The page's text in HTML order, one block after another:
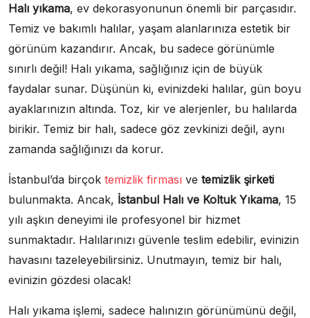
Halı yıkama, ev dekorasyonunun önemli bir parçasıdır.
Temiz ve bakımlı halılar, yaşam alanlarınıza estetik bir
görünüm kazandırır. Ancak, bu sadece görünümle
sınırlı değil! Halı yıkama, sağlığınız için de büyük
faydalar sunar. Düşünün ki, evinizdeki halılar, gün boyu
ayaklarınızın altında. Toz, kir ve alerjenler, bu halılarda
birikir. Temiz bir halı, sadece göz zevkinizi değil, aynı
zamanda sağlığınızı da korur.
İstanbul’da birçok temizlik firması ve temizlik şirketi
bulunmakta. Ancak, İstanbul Halı ve Koltuk Yıkama, 15
yılı aşkın deneyimi ile profesyonel bir hizmet
sunmaktadır. Halılarınızı güvenle teslim edebilir, evinizin
havasını tazeleyebilirsiniz. Unutmayın, temiz bir halı,
evinizin gözdesi olacak!
Halı yıkama işlemi, sadece halınızın görünümünü değil,